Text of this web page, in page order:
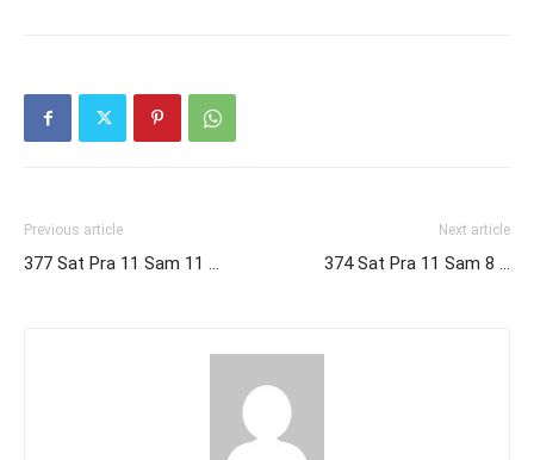
Previous article
377 Sat Pra 11 Sam 11 …
Next article
374 Sat Pra 11 Sam 8 …